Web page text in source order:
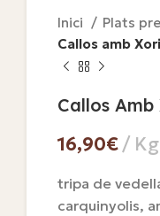
Inici Plats
Callos amb
Callos
€
tripa de
carquinyolis,